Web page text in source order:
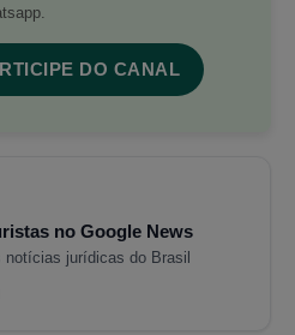
DO CANAL
no Google News
notícias jurídicas do Brasil